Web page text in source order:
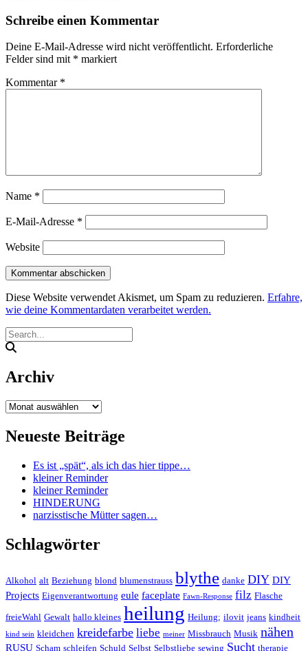
Schreibe einen Kommentar
Deine E-Mail-Adresse wird nicht veröffentlicht. Erforderliche
Felder sind mit * markiert
Kommentar *
Name *
E-Mail-Adresse *
Website
Diese Website verwendet Akismet, um Spam zu reduzieren. Erfahre,
wie deine Kommentardaten verarbeitet werden.
Archiv
Archiv
Neueste Beiträge
Es ist „spät“, als ich das hier tippe…
kleiner Reminder
kleiner Reminder
HINDERUNG
narzisstische Mütter sagen…
Schlagwörter
Alkohol alt Beziehung blond blumenstrauss blythe danke DIY DIY
Projects Eigenverantwortung eule faceplate Fawn-Response filz Flasche
freieWahl Gewalt hallo kleines heilung Heilung; ilovit jeans kindheit
kind sein kleidchen kreidefarbe liebe meiner Missbrauch Musik nähen
RUSU Scham schleifen Schuld Selbst Selbstliebe sewing Sucht therapie